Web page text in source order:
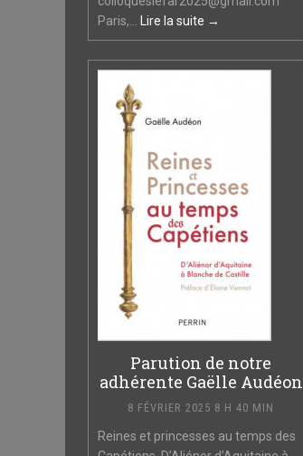
Paris,... Lire la suite →
Parution de notre
adhérente Gaëlle Audéon
8 FÉVRIER 2025 8 H 40 MIN
Reines et princesses au temps des